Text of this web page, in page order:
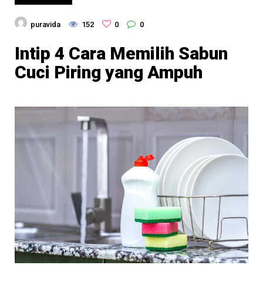
puravida 152 0 0
Intip 4 Cara Memilih Sabun
Cuci Piring yang Ampuh